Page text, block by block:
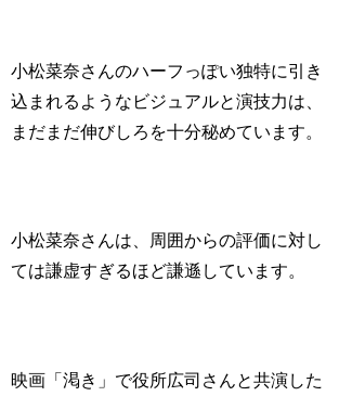
小松菜奈さんのハーフっぽい独特に引き
込まれるようなビジュアルと演技力は、
まだまだ伸びしろを十分秘めています。
小松菜奈さんは、周囲からの評価に対し
ては謙虚すぎるほど謙遜しています。
映画「渇き」で役所広司さんと共演した